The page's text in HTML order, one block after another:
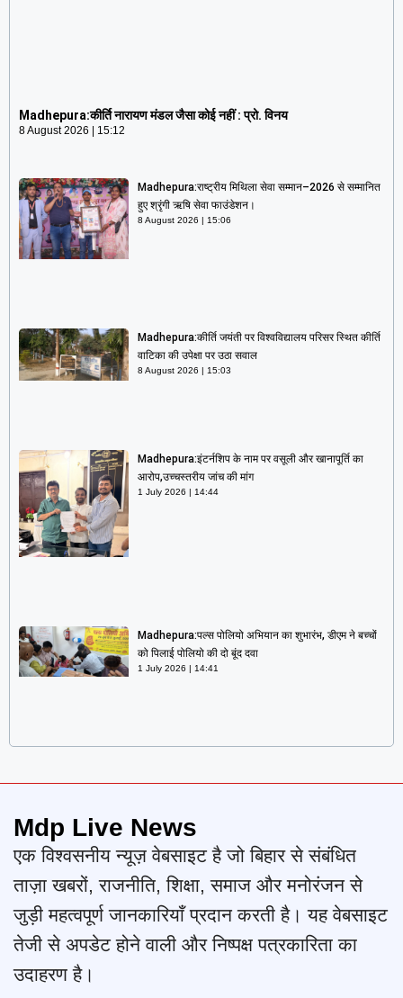
Madhepura:कीर्ति नारायण मंडल जैसा कोई नहीं : प्रो. विनय
8 August 2026 15:12
Madhepura:राष्ट्रीय मिथिला सेवा सम्मान–2026 से सम्मानित
हुए श्रृंगी ऋषि सेवा फाउंडेशन।
8 August 2026 15:06
Madhepura:कीर्ति जयंती पर विश्वविद्यालय परिसर स्थित कीर्ति
वाटिका की उपेक्षा पर उठा सवाल
8 August 2026 15:03
Madhepura:इंटर्नशिप के नाम पर वसूली और खानापूर्ति का
आरोप,उच्चस्तरीय जांच की मांग
1 July 2026 14:44
Madhepura:पल्स पोलियो अभियान का शुभारंभ, डीएम ने बच्चों
को पिलाई पोलियो की दो बूंद दवा
1 July 2026 14:41
Mdp Live News
एक विश्वसनीय न्यूज़ वेबसाइट है जो बिहार से संबंधित
ताज़ा खबरों, राजनीति, शिक्षा, समाज और मनोरंजन से
जुड़ी महत्वपूर्ण जानकारियाँ प्रदान करती है। यह वेबसाइट
तेजी से अपडेट होने वाली और निष्पक्ष पत्रकारिता का
उदाहरण है।